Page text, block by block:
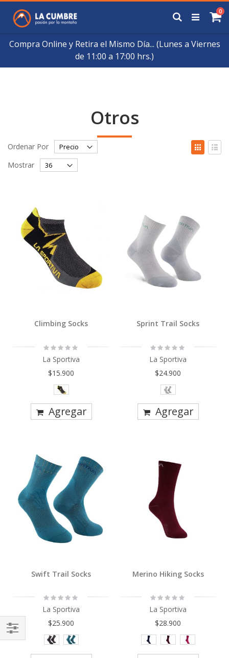
Compra Online y Retira el Mismo Día... (Lunes a Viernes
de 11:00 a 17:00 hrs.)
Contenido
0
Buscar
Otros
Ordenar Por
Ver
como
Mostrar
Climbing Socks
Rating:
0%
La Sportiva
$15.900
Agregar
Sprint Trail Socks
Rating:
0%
La Sportiva
$24.900
Agregar
Swift Trail Socks
Rating:
La Sportiva
$25.900
Merino Hiking Socks
Rating:
La Sportiva
$28.900
Comprar